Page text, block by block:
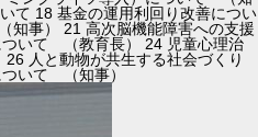
て 18 基金の運用利回り改善につい
事） 21 高次脳機能障害への支援
いて （教育長） 24 児童心理治
人と動物が共生する社会づくり
いて （知事）